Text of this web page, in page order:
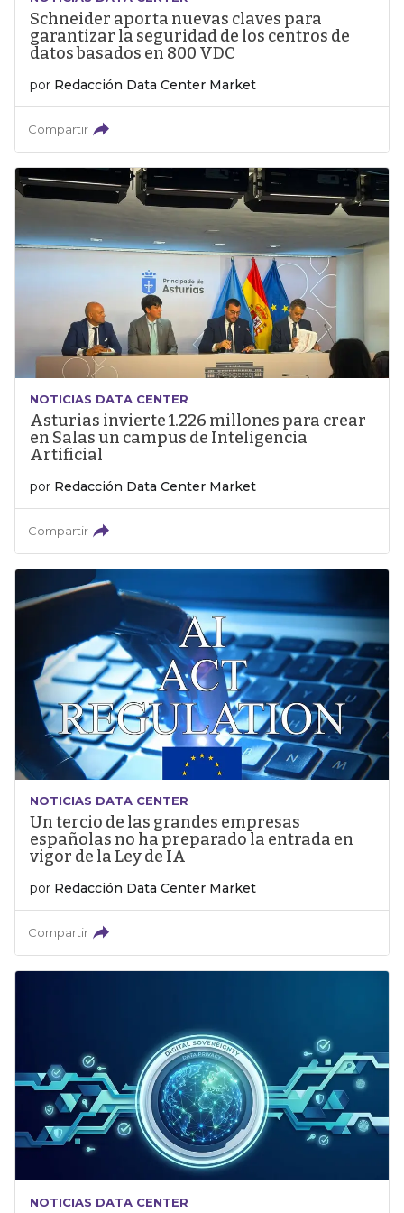
Schneider aporta nuevas claves para
garantizar la seguridad de los centros de
datos basados en 800 VDC
por Redacción Data Center Market
Compartir
NOTICIAS DATA CENTER
Asturias invierte 1.226 millones para crear
en Salas un campus de Inteligencia
Artificial
por Redacción Data Center Market
Compartir
NOTICIAS DATA CENTER
Un tercio de las grandes empresas
españolas no ha preparado la entrada en
vigor de la Ley de IA
por Redacción Data Center Market
Compartir
NOTICIAS DATA CENTER